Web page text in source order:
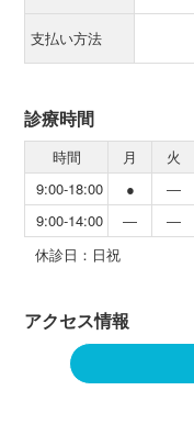
支払い方法
診療時間
時間 月 火
9:00-18:00
● ―
9:00-14:00
― ―
休診日：日祝
アクセス情報